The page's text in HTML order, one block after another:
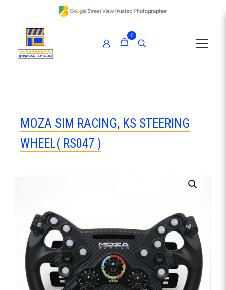
0
MOZA SIM RACING, KS STEERING
WHEEL( RS047 )